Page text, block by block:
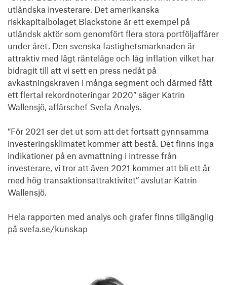
utländska investerare. Det amerikanska
riskkapitalbolaget Blackstone är ett exempel på
utländsk aktör som genomfört flera stora portföljaffärer
under året. Den svenska fastighetsmarknaden är
attraktiv med lågt ränteläge och låg inflation vilket har
bidragit till att vi sett en press nedåt på
avkastningskraven i många segment och därmed fått
ett flertal rekordnoteringar 2020” säger Katrin
Wallensjö, affärschef Svefa Analys.
”För 2021 ser det ut som att det fortsatt gynnsamma
investeringsklimatet kommer att bestå. Det finns inga
indikationer på en avmattning i intresse från
investerare, vi tror att även 2021 kommer att bli ett år
med hög transaktionsattraktivitet” avslutar Katrin
Wallensjö.
Hela rapporten med analys och grafer finns tillgänglig
på svefa.se/kunskap